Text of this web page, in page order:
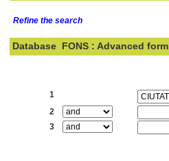
Refine the search
Database FONS : Advanced form
1
2
3